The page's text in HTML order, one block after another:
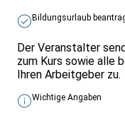
Bildungsurlaub
Der Veranstalter
zum Kurs sowie alle
Ihren Arbeitgeber zu.
Wichtige Angaben